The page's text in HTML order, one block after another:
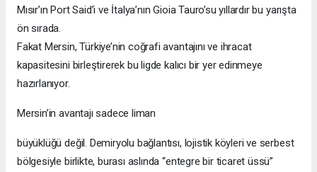
Mısır’ın Port Said’i ve İtalya’nın Gioia Tauro’su yıllardır bu yarışta
ön sırada.
Fakat Mersin, Türkiye’nin coğrafi avantajını ve ihracat
kapasitesini birleştirerek bu ligde kalıcı bir yer edinmeye
hazırlanıyor.
Mersin’in avantajı sadece liman
büyüklüğü değil. Demiryolu bağlantısı, lojistik köyleri ve serbest
bölgesiyle birlikte, burası aslında “entegre bir ticaret üssü”